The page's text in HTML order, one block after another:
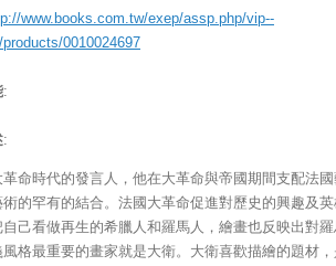
www.books.com.tw/exep/assp.php/vip--
0010024697
:
:
命時代的發言人，他在大革命與帝國期間支配法
的罕有的結合。法國大革命促進對歷史的興趣及
己看做再生的希臘人和羅馬人，繪畫也反映出對
格最重要的畫家就是大衛。大衛喜歡描繪的題材